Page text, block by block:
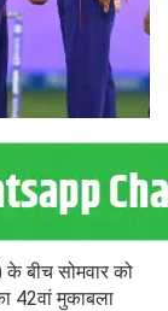
बीच सोमवार को
42वां मुकाबला